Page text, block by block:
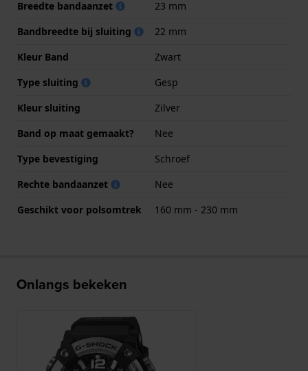
Breedte bandaanzet
23 mm
Bandbreedte bij sluiting
22 mm
Kleur Band
Zwart
Type sluiting
Gesp
Kleur sluiting
Zilver
Band op maat gemaakt?
Nee
Type bevestiging
Schroef
Rechte bandaanzet
Nee
Geschikt voor polsomtrek
160 mm - 230 mm
Onlangs bekeken